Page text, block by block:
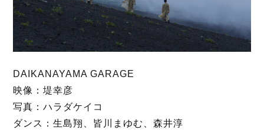
DAIKANAYAMA GARAGE
映像：堤幸彦
写真：ハラダケイコ
ダンス：生島翔、皆川まゆむ、森井淳